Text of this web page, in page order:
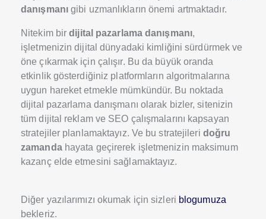
danışmanı gibi uzmanlıkların önemi artmaktadır.
Nitekim birdijital pazarlama danışmanı,
işletmenizin dijital dünyadaki kimliğini sürdürmek ve
öne çıkarmak için çalışır. Bu da büyük oranda
etkinlik gösterdiğiniz platformların algoritmalarına
uygun hareket etmekle mümkündür. Bu noktada
dijital pazarlama danışmanı olarak bizler, sitenizin
tüm dijital reklam ve SEO çalışmalarını kapsayan
stratejiler planlamaktayız. Ve bu stratejileri doğru
zamandahayata geçirerek işletmenizin maksimum
kazanç elde etmesini sağlamaktayız.
Diğer yazılarımızı okumak için sizleri blogumuza
bekleriz.